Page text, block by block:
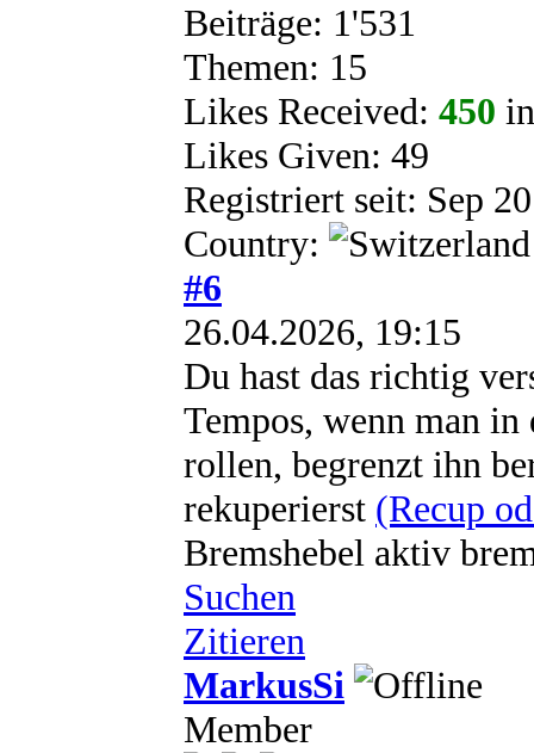
Beiträge: 1'531
Themen: 15
Likes Received: 450
Likes Given: 49
Registriert seit: Sep
Country:
#6
26.04.2026, 19:15
Du hast das richtig
Tempos, wenn man
rollen, begrenzt ihn
rekuperierst (Recup
Bremshebel aktiv
Suchen
Zitieren
MarkusSi
Member